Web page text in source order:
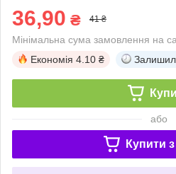
36,90 ₴ 41 ₴
Мінімальна сума замовлення на
Економія 4.10 ₴
або
Купити з